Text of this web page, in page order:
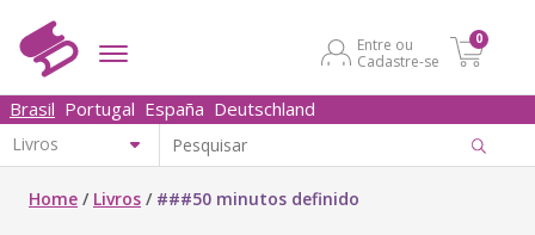
Entre ou
Cadastre-se
0
Brasil Portugal España Deutschland
Home / Livros / ###50 minutos definido